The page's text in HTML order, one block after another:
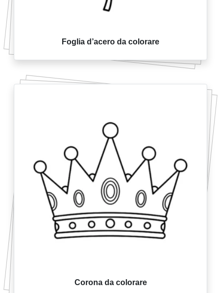
Foglia d’acero da colorare
Corona da colorare